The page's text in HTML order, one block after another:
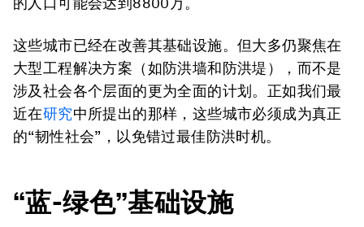
这些城市已经在改善其基础设施。但大多仍聚焦在
大型工程解决方案（如防洪墙和防洪堤），而不是
涉及社会各个层面的更为全面的计划。正如我们最
近在研究中所提出的那样，这些城市必须成为真正
的“韧性社会”，以免错过最佳防洪时机。
“蓝-绿色”基础设施